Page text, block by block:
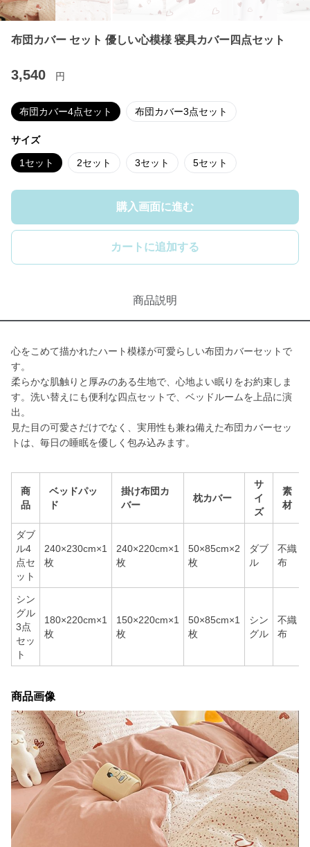
布団カバー セット 優しい心模様 寝具カバー四点セット
3,540 円
布団カバー4点セット 布団カバー3点セット
サイズ
1セット 2セット 3セット 5セット
購入画面に進む
カートに追加する
商品説明
心をこめて描かれたハート模様が可愛らしい布団カバーセットで
す。
柔らかな肌触りと厚みのある生地で、心地よい眠りをお約束しま
す。洗い替えにも便利な四点セットで、ベッドルームを上品に演
出。
見た目の可愛さだけでなく、実用性も兼ね備えた布団カバーセッ
トは、毎日の睡眠を優しく包み込みます。
商
品
ベッドパッ
ド
掛け布団カ
バー
枕カバー
サ
イ
ズ
素
材
ダブ
ル4
点セ
ット
240×230cm×1
枚
240×220cm×1
枚
50×85cm×2
枚
ダブ
ル
不織
布
シン
グル
3点
セッ
ト
180×220cm×1
枚
150×220cm×1
枚
50×85cm×1
枚
シン
グル
不織
布
商品画像